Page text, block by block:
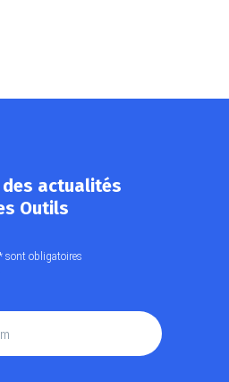
actualités
Outils
sont obligatoires